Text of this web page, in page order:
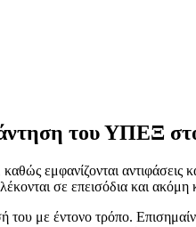
του ΥΠΕΞ
εμφανίζονται
σε επεισόδια και
με έντονο τρόπο.